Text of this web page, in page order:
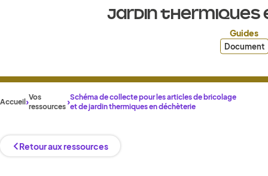
JARDIN THERMIQUES
Guides
Document
Accueil
Vos
ressources
Schéma de collecte pour les articles de bricolage
et de jardin thermiques en déchèterie
Retour aux ressources